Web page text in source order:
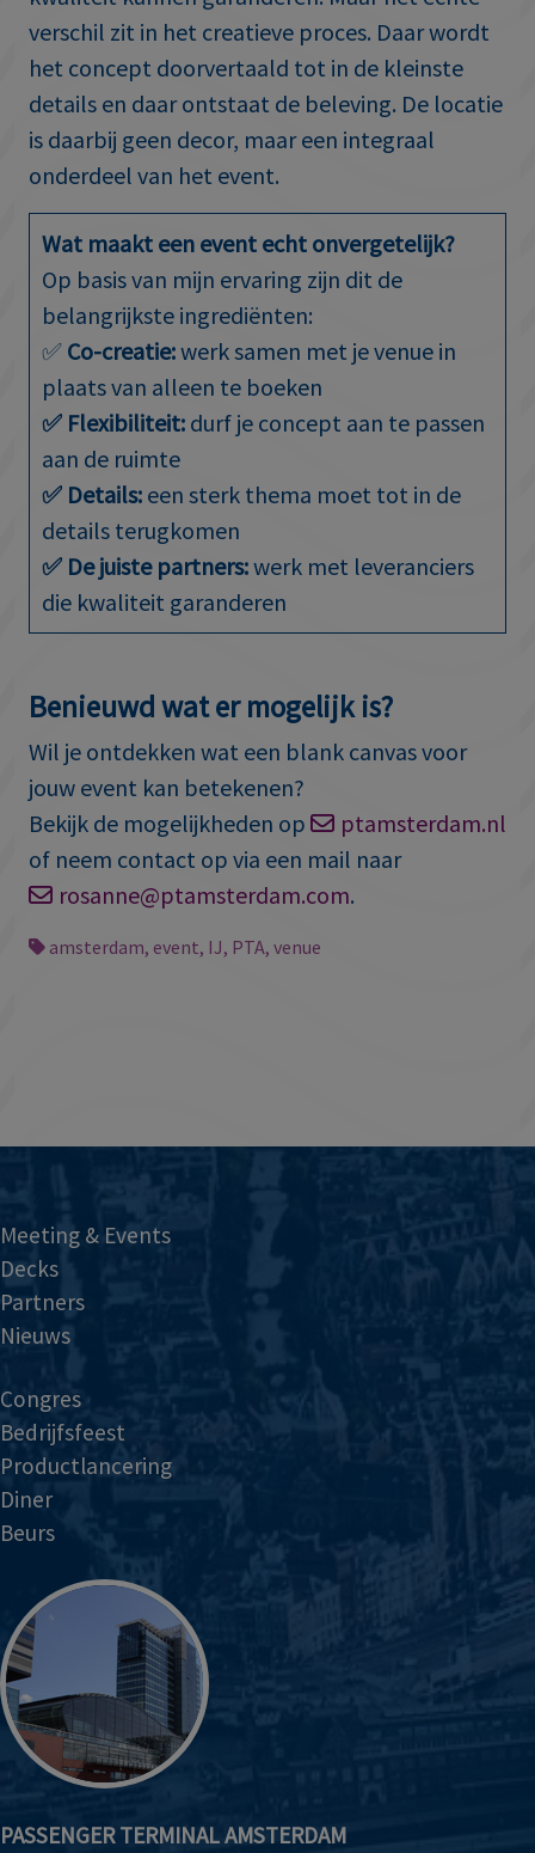
verschil zit in het creatieve proces. Daar wordt
het concept doorvertaald tot in de kleinste
details en daar ontstaat de beleving. De locatie
is daarbij geen decor, maar een integraal
onderdeel van het event.
Wat maakt een event echt onvergetelijk?
Op basis van mijn ervaring zijn dit de
belangrijkste ingrediënten:
✅ Co-creatie:werk samen met je venue in
plaats van alleen te boeken
✅ Flexibiliteit: durf je concept aan te passen
aan de ruimte
✅ Details: een sterk thema moet tot in de
details terugkomen
✅ De juiste partners:werk met leveranciers
die kwaliteit garanderen
Benieuwd wat er mogelijk is?
Wil je ontdekken wat een blank canvas voor
jouw event kan betekenen?
Bekijk de mogelijkheden op
ptamsterdam.nl
of neem contact op via een mail naar
rosanne@ptamsterdam.com.
amsterdam, event, IJ, PTA, venue
Meeting & Events
Decks
Partners
Nieuws
Congres
Bedrijfsfeest
Productlancering
Diner
Beurs
PASSENGER TERMINAL AMSTERDAM